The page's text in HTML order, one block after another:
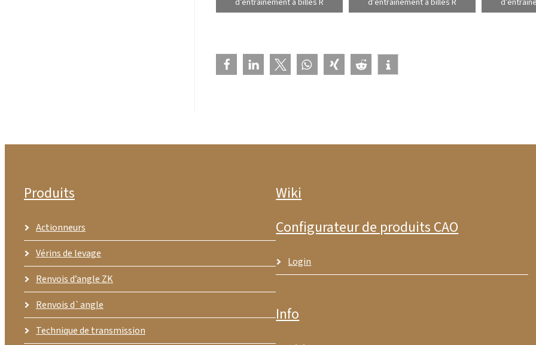
Produits
Actionneurs
Vérins de levage
Renvois d’angle ZK
Renvois d`angle
Technique de transmission
Wiki
Configurateur de produits CAO
Login
Info